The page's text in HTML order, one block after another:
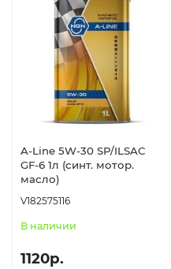
A-Line 5W-30 SP/ILSAC
GF-6 1л (синт. мотор.
масло)
V182575116
В наличии
1120р.